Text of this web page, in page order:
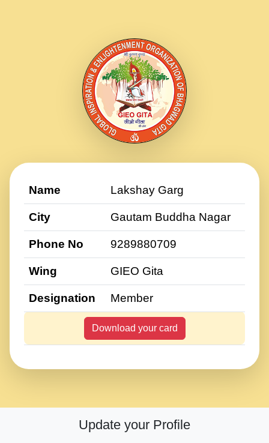
Name Lakshay Garg
City Gautam Buddha Nagar
Phone No 9289880709
Wing GIEO Gita
Designation Member
Download your card
Update your Profile